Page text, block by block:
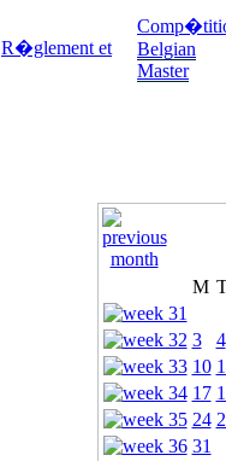
R�glement et
Belgian
Master
M
3
4
10
17
24
31